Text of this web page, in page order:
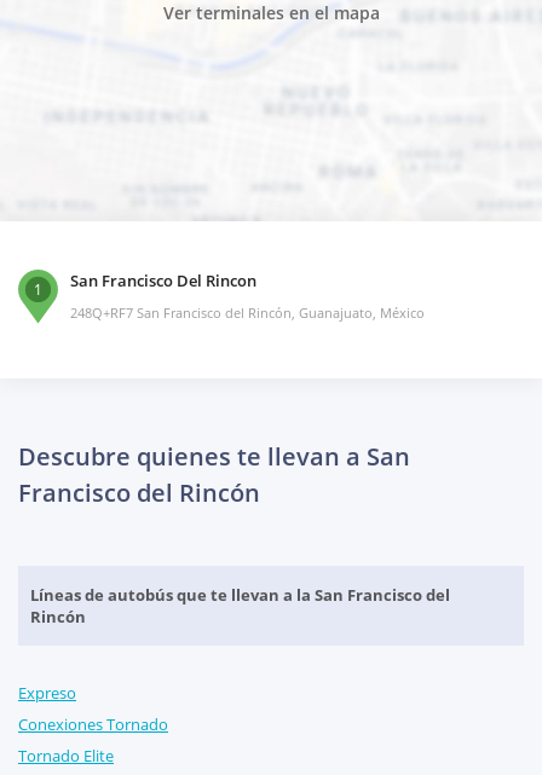
Ver terminales en el mapa
1 San Francisco Del Rincon
248Q+RF7 San Francisco del Rincón, Guanajuato, México
Descubre quienes te llevan a San
Francisco del Rincón
Líneas de autobús que te llevan a la San Francisco del
Rincón
Expreso
Conexiones Tornado
Tornado Elite